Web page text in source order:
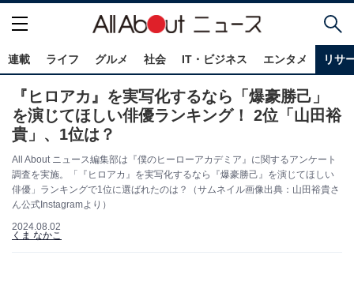
連載 ライフ グルメ 社会 IT・ビジネス エンタメ リサ
『ヒロアカ』を実写化するなら「爆豪勝己」
を演じてほしい俳優ランキング！ 2位「山田裕
貴」、1位は？
All About ニュース編集部は『僕のヒーローアカデミア』に関するアンケート
調査を実施。「『ヒロアカ』を実写化するなら『爆豪勝己』を演じてほしい
俳優」ランキングで1位に選ばれたのは？（サムネイル画像出典：山田裕貴さ
ん公式Instagramより）
2024.08.02
くま なかこ